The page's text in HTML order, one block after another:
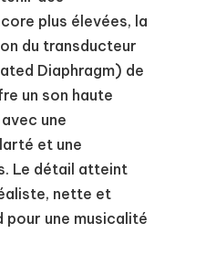
plus élevées, la
du transducteur
Diaphragm) de
un son haute
une
et une
Le détail atteint
nette et
pour une musicalité